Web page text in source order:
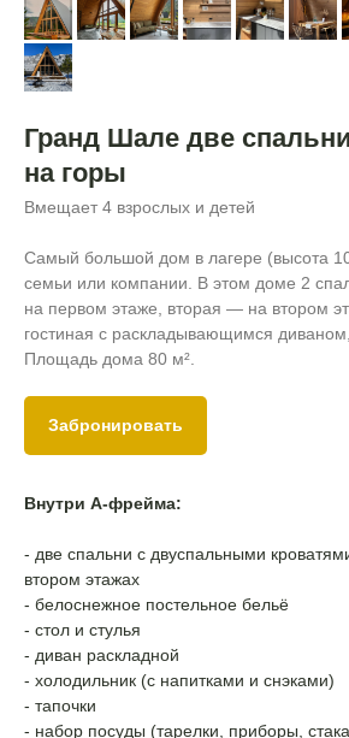
Гранд Шале две
на горы
Вмещает 4 взрослых и детей
Самый большой дом в лагере (высота
семьи или компании. В этом доме 2
на первом этаже, вторая — на втором
гостиная с раскладывающимся
Площадь дома 80 м².
Забронировать
Внутри А-фрейма:
- две спальни с двуспальными
втором этажах
- белоснежное постельное бельё
- стол и стулья
- диван раскладной
- холодильник (с напитками и снэками)
- тапочки
- набор посуды (тарелки, приборы,